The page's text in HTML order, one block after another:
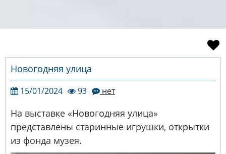
Новогодняя улица
15/01/2024 93 нет
На выставке «Новогодняя улица»
представлены старинные игрушки, открытки
из фонда музея.